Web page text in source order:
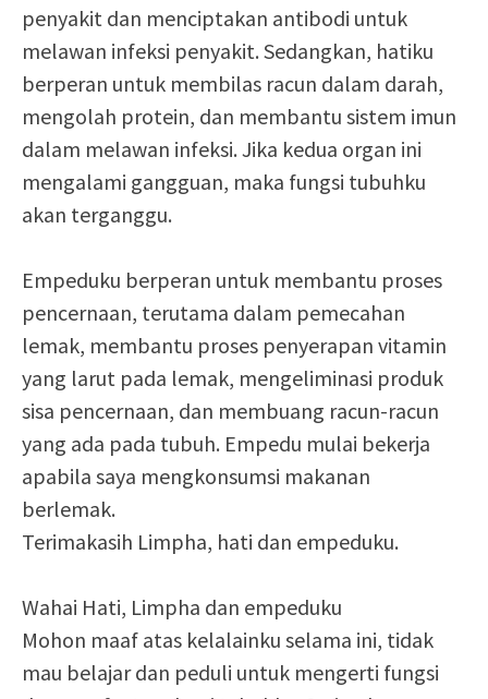
penyakit dan menciptakan antibodi untuk
melawan infeksi penyakit. Sedangkan, hatiku
berperan untuk membilas racun dalam darah,
mengolah protein, dan membantu sistem imun
dalam melawan infeksi. Jika kedua organ ini
mengalami gangguan, maka fungsi tubuhku
akan terganggu.
Empeduku berperan untuk membantu proses
pencernaan, terutama dalam pemecahan
lemak, membantu proses penyerapan vitamin
yang larut pada lemak, mengeliminasi produk
sisa pencernaan, dan membuang racun-racun
yang ada pada tubuh. Empedu mulai bekerja
apabila saya mengkonsumsi makanan
berlemak.
Terimakasih Limpha, hati dan empeduku.
Wahai Hati, Limpha dan empeduku
Mohon maaf atas kelalainku selama ini, tidak
mau belajar dan peduli untuk mengerti fungsi